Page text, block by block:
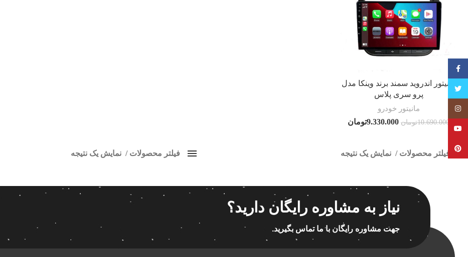
مانیتور اندروید سمند برند وینکا مدل
پرو سری پلاس
مانیتور خودرو
10.690.000تومان 9.330.000تومان
فیلتر محصولات
نمایش یک نتیجه
فقط نمایش محصولات فروش فقط موجود در انبار پاک کردن فیلترها
فیلتر محصولات نمایش یک نتیجه
برچسب ها قیمت گذاری
نیاز به مشاوره رایگان دارید؟
جهت مشاوره رایگان با ما تماس بگیرید.
تویتر
Instagram
Pinterest